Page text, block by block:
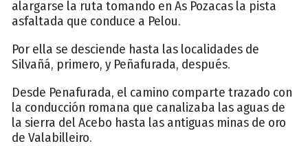
alargarse la ruta tomando en As Pozacas la pista
asfaltada que conduce a Pelou.
Por ella se desciende hasta las localidades de
Silvañá, primero, y Peñafurada, después.
Desde Penafurada, el camino comparte trazado con
la conducción romana que canalizaba las aguas de
la sierra del Acebo hasta las antiguas minas de oro
de Valabilleiro.